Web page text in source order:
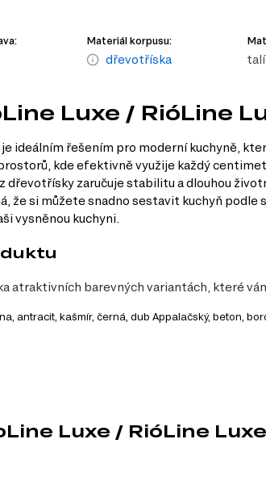
Materiál korpusu:
dřevotříska
Luxe / RióLine
je ideálním řešením pro moderní kuchyně,
kde efektivně využije každý
dřevotřísky zaručuje stabilitu a dlouhou
že si můžete snadno sestavit kuchyň
vysněnou kuchyni.
atraktivních barevných variantách, které
antracit, kašmír, černá, dub Appalačský, beton,
a výhody
stabilitu, což je důležité pro dlouhou životnost
RioLine Luxe máte možnost kombinovat s dalšími
Luxe / RióLine